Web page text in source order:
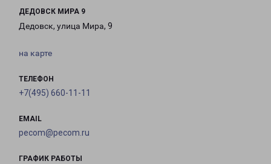
ДЕДОВСК МИРА 9
Дедовск, улица Мира, 9
на карте
ТЕЛЕФОН
+7(495) 660-11-11
EMAIL
pecom@pecom.ru
ГРАФИК РАБОТЫ